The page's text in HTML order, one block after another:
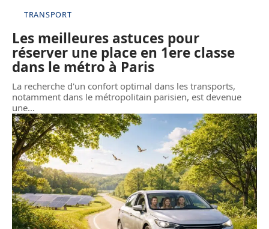
TRANSPORT
Les meilleures astuces pour
réserver une place en 1ere classe
dans le métro à Paris
La recherche d'un confort optimal dans les transports,
notamment dans le métropolitain parisien, est devenue
une…